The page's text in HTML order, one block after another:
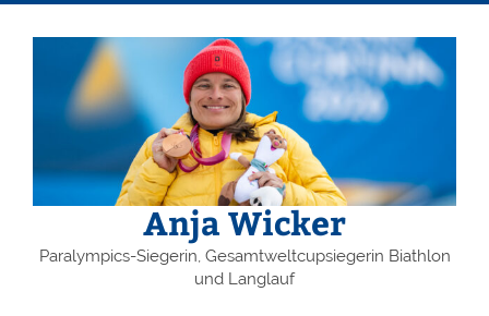
Zum
springen
Anja Wicker
Paralympics-Siegerin, Gesamtweltcupsiegerin Biathlon
und Langlauf